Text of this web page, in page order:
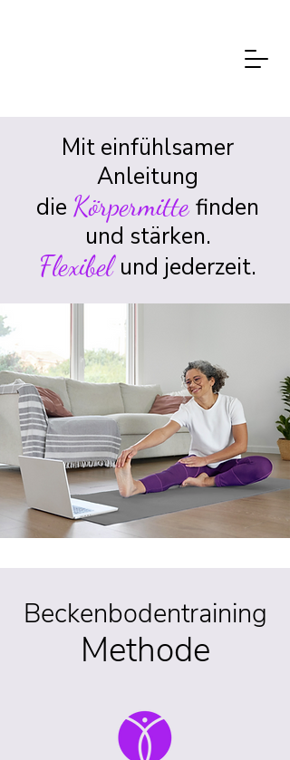
Mit einfühlsamer
Anleitung
die Körpermitte finden
und stärken.
Flexibel und jederzeit.
Beckenbodentraining
Methode